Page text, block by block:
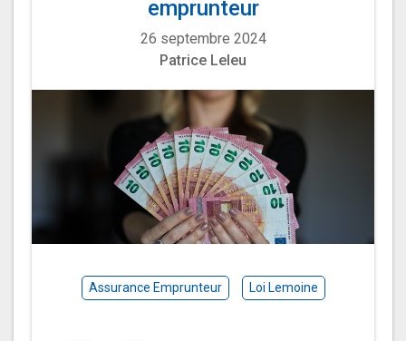
emprunteur
26 septembre 2024
Patrice Leleu
Assurance Emprunteur Loi Lemoine